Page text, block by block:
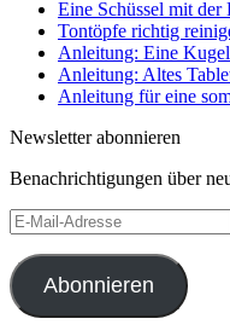
Eine Schüssel mit
Tontöpfe richtig
Anleitung: Eine
Anleitung: Altes
Anleitung für eine
Newsletter abonnieren
Benachrichtigungen über
E-
Mail-
Adresse
Abonnieren